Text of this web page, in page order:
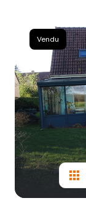
ALERTE
E-MAIL
NOTRE
AGENCE
CONTACT
Vendu